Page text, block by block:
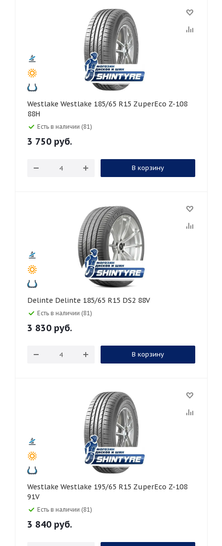
Westlake Westlake 185/65 R15 ZuperEco Z-108
88H
Есть в наличии (81)
3 750 руб.
В корзину
Delinte Delinte 185/65 R15 DS2 88V
Есть в наличии (81)
3 830 руб.
В корзину
Westlake Westlake 195/65 R15 ZuperEco Z-108
91V
Есть в наличии (81)
3 840 руб.